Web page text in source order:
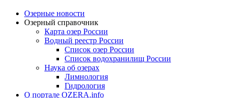
Озерные новости
Озерный справочник
Карта озер России
Водный реестр России
Список озер России
Список водохранилищ России
Наука об озерах
Лимнология
Гидрология
О портале OZERA.info